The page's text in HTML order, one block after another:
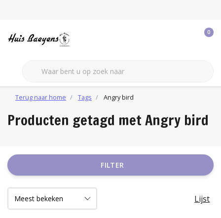
0
Terug naar home Tags Angry bird
Producten getagd met Angry bird
FILTER
Lijst